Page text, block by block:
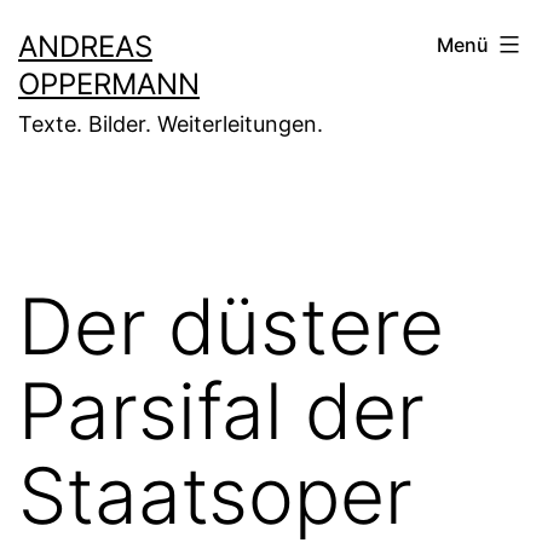
Inhalt
springen
ANDREAS
OPPERMANN
Texte. Bilder. Weiterleitungen.
Menü
Der düstere
Parsifal der
Staatsoper